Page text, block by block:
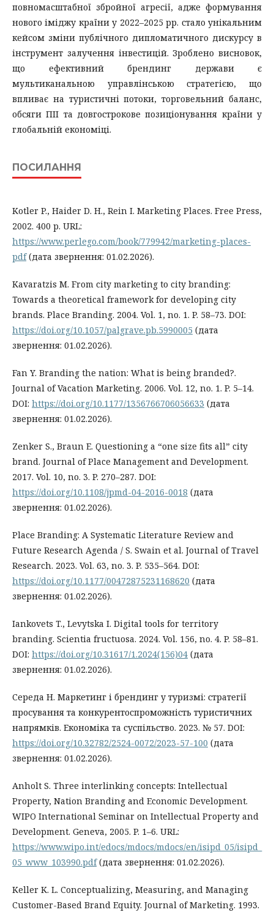
повномасштабної збройної агресії, адже формування
нового іміджу країни у 2022–2025 рр. стало унікальним
кейсом зміни публічного дипломатичного дискурсу в
інструмент залучення інвестицій. Зроблено висновок,
що ефективний брендинг держави є
мультиканальною управлінською стратегією, що
впливає на туристичні потоки, торговельний баланс,
обсяги ПІІ та довгострокове позиціонування країни у
глобальній економіці.
ПОСИЛАННЯ
Kotler P., Haider D. H., Rein I. Marketing Places. Free Press,
2002. 400 p. URL:
https://www.perlego.com/book/779942/marketing-places-
pdf(дата звернення: 01.02.2026).
Kavaratzis M. From city marketing to city branding:
Towards a theoretical framework for developing city
brands. Place Branding. 2004. Vol. 1, no. 1. P. 58–73. DOI:
https://doi.org/10.1057/palgrave.pb.5990005 (дата
звернення: 01.02.2026).
Fan Y. Branding the nation: What is being branded?.
Journal of Vacation Marketing. 2006. Vol. 12, no. 1. P. 5–14.
DOI: https://doi.org/10.1177/1356766706056633 (дата
звернення: 01.02.2026).
Zenker S., Braun E. Questioning a “one size fits all” city
brand. Journal of Place Management and Development.
2017. Vol. 10, no. 3. P. 270–287. DOI:
https://doi.org/10.1108/jpmd-04-2016-0018 (дата
звернення: 01.02.2026).
Place Branding: A Systematic Literature Review and
Future Research Agenda / S. Swain et al. Journal of Travel
Research. 2023. Vol. 63, no. 3. P. 535–564. DOI:
https://doi.org/10.1177/00472875231168620 (дата
звернення: 01.02.2026).
Iankovets T., Levytska I. Digital tools for territory
branding. Scientia fructuosa. 2024. Vol. 156, no. 4. P. 58–81.
DOI: https://doi.org/10.31617/1.2024(156)04 (дата
звернення: 01.02.2026).
Середа Н. Маркетинг і брендинг у туризмі: стратегії
просування та конкурентоспроможність туристичних
напрямків. Економіка та суспільство. 2023. № 57. DOI:
https://doi.org/10.32782/2524-0072/2023-57-100 (дата
звернення: 01.02.2026).
Anholt S. Three interlinking concepts: Intellectual
Property, Nation Branding and Economic Development.
WIPO International Seminar on Intellectual Property and
Development. Geneva, 2005. P. 1–6. URL:
https://www.wipo.int/edocs/mdocs/mdocs/en/isipd_05/isipd_
05_www_103990.pdf(дата звернення: 01.02.2026).
Keller K. L. Conceptualizing, Measuring, and Managing
Customer-Based Brand Equity. Journal of Marketing. 1993.